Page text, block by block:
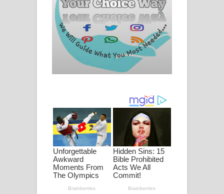
Nimnadhen Song Lyrics - නිම්නාදෙන්
ගීතයේ පද පෙළ
Obamai Mage Adare Song Lyrics -
ඔබමයි මගේ ආදරේ ගීතයේ පද පෙළ
ගීතයේ පද පෙළ
Ankeliya Song Lyrics - අංකෙළිය ගීතයේ
පද පෙළ
DEAR GOD Song Lyrics - ඩියර් ගෝඩ්